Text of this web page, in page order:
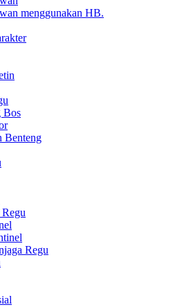
menggunakan HB.
Bos
Benteng
Regu